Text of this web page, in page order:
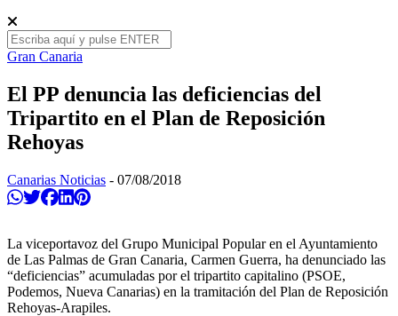
Gran Canaria
El PP denuncia las deficiencias del
Tripartito en el Plan de Reposición
Rehoyas
Canarias Noticias - 07/08/2018
Compartir en Whatsapp
Twittear
Compartir en Facebook
Compartir en Linkedin
Compartir en Pinterest
La viceportavoz del Grupo Municipal Popular en el Ayuntamiento
de Las Palmas de Gran Canaria, Carmen Guerra, ha denunciado las
“deficiencias” acumuladas por el tripartito capitalino (PSOE,
Podemos, Nueva Canarias) en la tramitación del Plan de Reposición
Rehoyas-Arapiles.